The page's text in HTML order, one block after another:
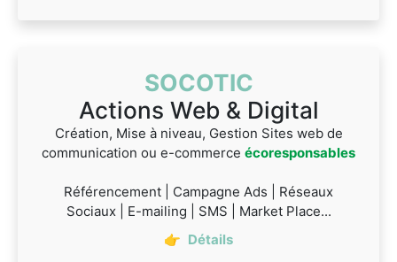
SOCOTIC
Actions Web & Digital
Création, Mise à niveau, Gestion Sites web de
communication ou e-commerce écoresponsables
Référencement | Campagne Ads | Réseaux
Sociaux | E-mailing | SMS | Market Place...
👉 Détails